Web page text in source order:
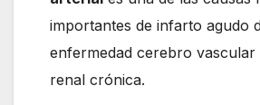
importantes de infarto agudo
enfermedad cerebro vascular
renal crónica.